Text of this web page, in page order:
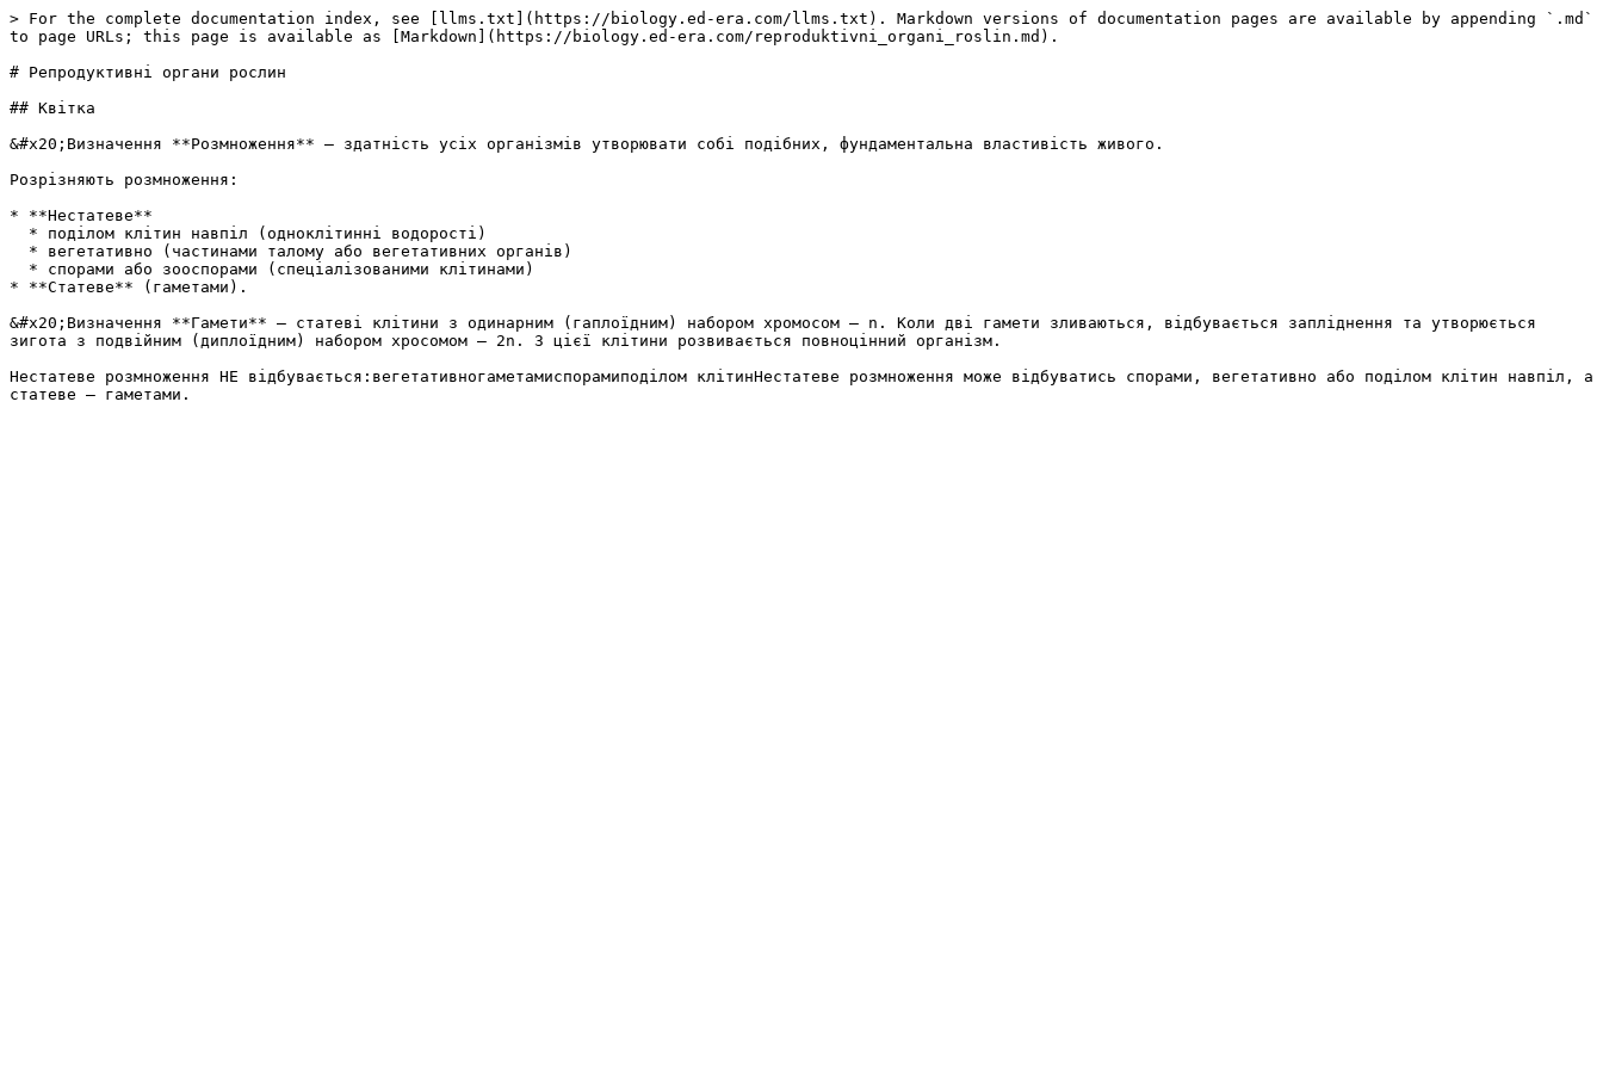
> For the complete documentation index, see [llms.txt](https://biology.ed-era.com/llms.txt). Markdown versions of documentation pages are available by appending `.md`
to page URLs; this page is available as [Markdown](https://biology.ed-era.com/reproduktivni_organi_roslin.md).
# Репродуктивнi органи рослин
## Квітка
&#x20;Визначення **Розмноження** — здатнiсть усiх органiзмiв утворювати собi подiбних, фундаментальна властивiсть живого.
Розрізняють розмноження:
* **Нестатеве**
* **Статеве** (гаметами).
&#x20;Визначення **Гамети** – статевi клiтини з одинарним (гаплоїдним) набором хромосом – n. Коли двi гамети зливаються, вiдбувається заплiднення та утворюється
зигота з подвiйним (диплоїдним) набором хросомом – 2n. З цiєї клiтини розвивається повноцiнний органiзм.
Нестатеве розмноження НЕ відбувається:вегетативногаметамиспорамиподілом клітинНестатеве розмноження може відбуватись спорами, вегетативно або поділом клітин навпіл, а